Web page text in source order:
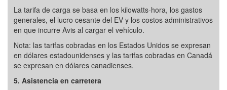
La tarifa de carga se basa en los kilowatts-hora, los gastos
generales, el lucro cesante del EV y los costos administrativos
en que incurre Avis al cargar el vehículo.
Nota: las tarifas cobradas en los Estados Unidos se expresan
en dólares estadounidenses y las tarifas cobradas en Canadá
se expresan en dólares canadienses.
5. Asistencia en carretera